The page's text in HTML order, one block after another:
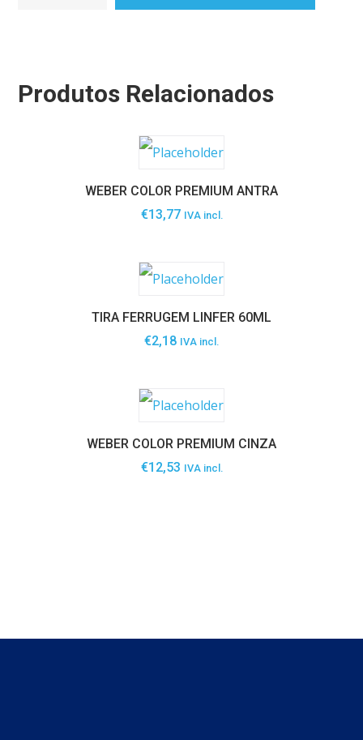
Produtos Relacionados
WEBER COLOR PREMIUM ANTRA
€13,77 IVA incl.
TIRA FERRUGEM LINFER 60ML
€2,18 IVA incl.
WEBER COLOR PREMIUM CINZA
€12,53 IVA incl.